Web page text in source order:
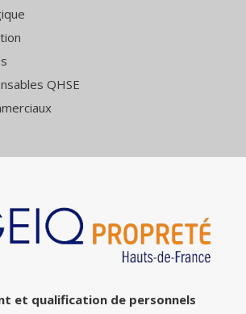
QHSE
et qualification de personnels